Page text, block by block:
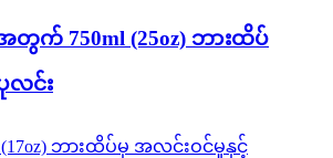
က် 750ml (25oz) ဘားထိပ်
လင်း